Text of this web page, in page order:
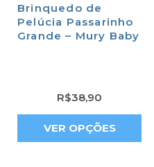
Brinquedo de
Pelúcia Passarinho
Grande – Mury Baby
R$38,90
VER OPÇÕES